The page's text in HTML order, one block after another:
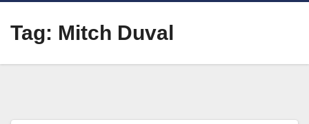
Tag: Mitch Duval